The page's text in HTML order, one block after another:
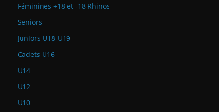
Féminines +18 et -18 Rhinos
Seniors
Juniors U18-U19
Cadets U16
U14
U12
U10